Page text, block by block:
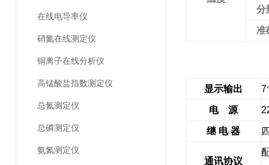
在线电导率仪
硝氮在线测定仪
铜离子在线分析仪
高锰酸盐指数测定仪
总氮测定仪
总磷测定仪
氨氮测定仪
分
准
显示输出 7
电 源
继 电 器
通讯协议